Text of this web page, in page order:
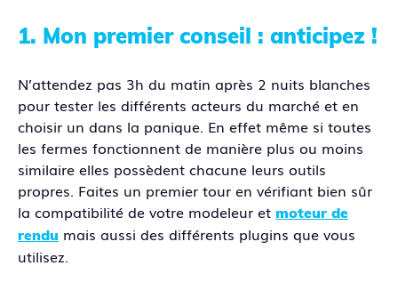
1. Mon premier conseil : anticipez !
N’attendez pas 3h du matin après 2 nuits blanches
pour tester les différents acteurs du marché et en
choisir un dans la panique. En effet même si toutes
les fermes fonctionnent de manière plus ou moins
similaire elles possèdent chacune leurs outils
propres. Faites un premier tour en vérifiant bien sûr
la compatibilité de votre modeleur et moteur de
rendu mais aussi des différents plugins que vous
utilisez.